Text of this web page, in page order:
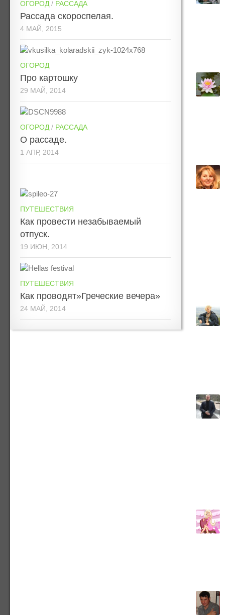
ОГОРОД / РАССАДА
Рассада скороспелая.
4 МАЙ, 2015
ОГОРОД
Про картошку
29 МАЙ, 2014
ОГОРОД / РАССАДА
О рассаде.
1 АПР, 2014
ПУТЕШЕСТВИЯ
Как провести незабываемый
отпуск.
19 ИЮН, 2014
ПУТЕШЕСТВИЯ
Как проводят»Греческие вечера»
24 МАЙ, 2014